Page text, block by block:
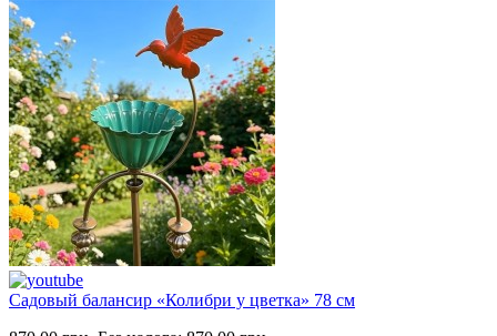
Садовый балансир «Колибри у цветка» 78 см